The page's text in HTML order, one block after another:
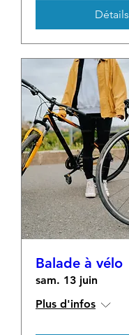
Détails
Balade à vélo
sam. 13 juin
Plus d'infos